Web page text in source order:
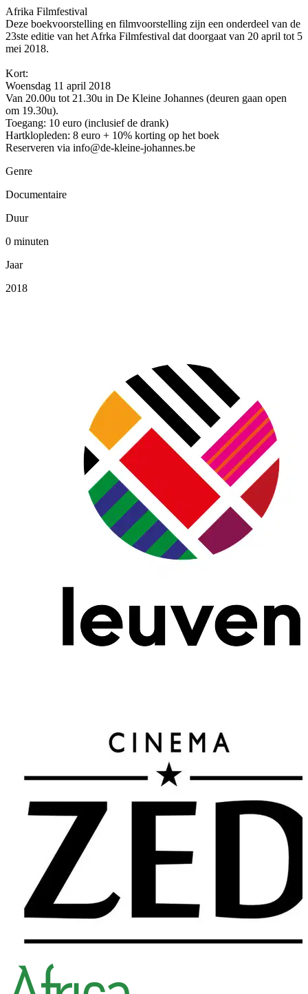
Afrika Filmfestival
Deze boekvoorstelling en filmvoorstelling zijn een onderdeel van de
23ste editie van het Afrka Filmfestival dat doorgaat van 20 april tot 5
mei 2018.
Kort:
Woensdag 11 april 2018
Van 20.00u tot 21.30u in De Kleine Johannes (deuren gaan open
om 19.30u).
Toegang: 10 euro (inclusief de drank)
Hartklopleden: 8 euro + 10% korting op het boek
Reserveren via info@de-kleine-johannes.be
Genre
Documentaire
Duur
0 minuten
Jaar
2018